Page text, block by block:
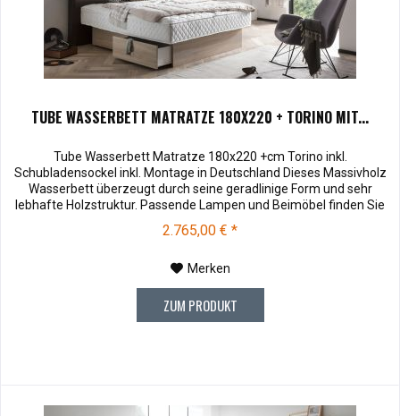
TUBE WASSERBETT MATRATZE 180X220 + TORINO MIT...
Tube Wasserbett Matratze 180x220 +cm Torino inkl.
Schubladensockel inkl. Montage in Deutschland Dieses Massivholz
Wasserbett überzeugt durch seine geradlinige Form und sehr
lebhafte Holzstruktur. Passende Lampen und Beimöbel finden Sie
€ 10,00 zu Ihnen versendet werden. Bei Rücksendung werden
2.765,00 € *
Merken
ZUM PRODUKT